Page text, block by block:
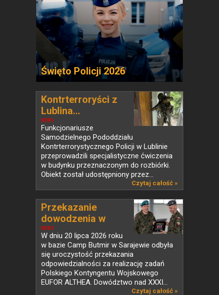
Święto Policji 2026
NEWS
Kontrterroryści z
Lublina...
Funkcjonariusze
Samodzielnego Pododdziału
Kontrterrorystycznego Policji w Lublinie
przeprowadzili specjalistyczne ćwiczenia
w budynku przeznaczonym do rozbiórki.
Obiekt został udostępniony przez...
Czytaj całość »
NEWS
Przekazanie
dowodzenia w
PKW...
W dniu 20 lipca 2026 roku
w bazie Camp Butmir w Sarajewie odbyła
się uroczystość przekazania
odpowiedzialności za realizację zadań
Polskiego Kontyngentu Wojskowego
EUFOR ALTHEA. Dowództwo nad XXXI...
Czytaj całość »